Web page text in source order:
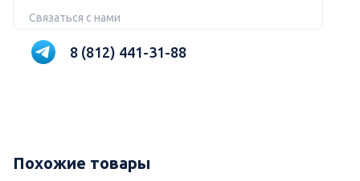
Связаться с нами
8 (812) 441-31-88
Похожие товары